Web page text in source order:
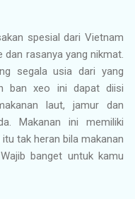
spesial dari Vietnam
rasanya yang nikmat.
segala usia dari yang
ban xeo ini dapat diisi
laut, jamur dan
Makanan ini memiliki
tak heran bila makanan
banget untuk kamu